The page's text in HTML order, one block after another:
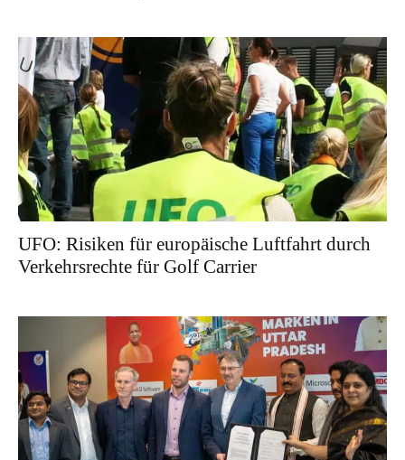
UFO: Risiken für europäische Luftfahrt durch
Verkehrsrechte für Golf Carrier